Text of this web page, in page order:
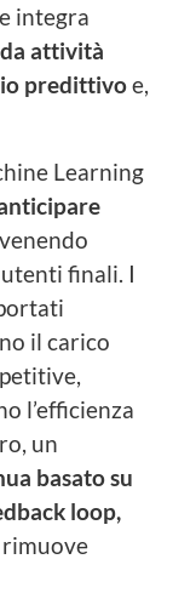
integra
attività
predittivoe,
Learning
finali. I
il carico
l’efficienza
un
basato su
loop,
rimuove